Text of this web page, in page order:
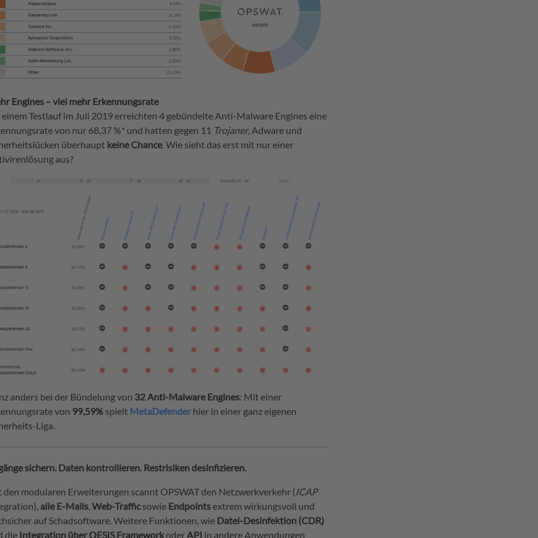
Engines – viel mehr Erkennungsrate
einem Testlauf im Juli 2019 erreichten 4 gebündelte Anti-Malware Engines eine
von nur 68,37 %* und hatten gegen 11 Trojaner, Adware und
überhaupt keine Chance. Wie sieht das erst mit nur einer
aus?
anders bei der Bündelung von 32 Anti-Malware Engines: Mit einer
von 99,59% spielt MetaDefenderhier in einer ganz eigenen
Liga.
sichern. Daten kontrollieren. Restrisiken desinfizieren.
den modularen Erweiterungen scannt OPSWAT den Netzwerkverkehr (ICAP
alle E-Mails,Web-Trafficsowie Endpointsextrem wirkungsvoll und
auf Schadsoftware. Weitere Funktionen, wie Datei-Desinfektion (CDR)
die Integration über OESIS FrameworkoderAPI in andere Anwendungen